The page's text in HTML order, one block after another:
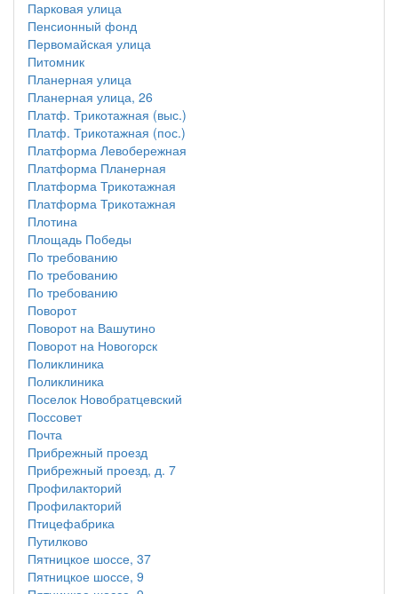
Парковая улица
Пенсионный фонд
Первомайская улица
Питомник
Планерная улица
Планерная улица, 26
Платф. Трикотажная (выс.)
Платф. Трикотажная (пос.)
Платформа Левобережная
Платформа Планерная
Платформа Трикотажная
Платформа Трикотажная
Плотина
Площадь Победы
По требованию
По требованию
По требованию
Поворот
Поворот на Вашутино
Поворот на Новогорск
Поликлиника
Поликлиника
Поселок Новобратцевский
Поссовет
Почта
Прибрежный проезд
Прибрежный проезд, д. 7
Профилакторий
Профилакторий
Птицефабрика
Путилково
Пятницкое шоссе, 37
Пятницкое шоссе, 9